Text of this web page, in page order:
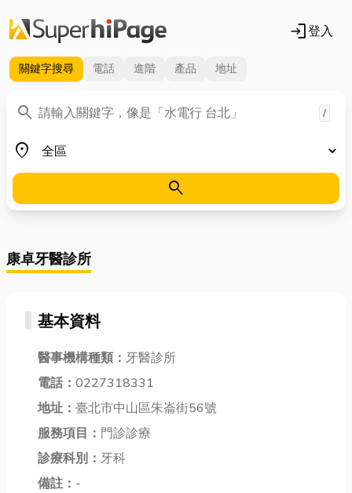
login登入
關鍵字搜尋 電話 進階 產品 地址
search
關鍵字 /
place
地區
search
康卓牙醫診所
基本資料
醫事機構種類： 牙醫診所
電話： 0227318331
地址： 臺北市中山區朱崙街56號
服務項目： 門診診療
診療科別： 牙科
備註： -